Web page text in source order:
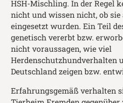
HSH-Mischling. In der Regel
nicht und wissen nicht, ob
eingesetzt wurden. Ein Teil
genetisch vererbt bzw.
nicht voraussagen, wie viel
Herdenschutzhundverhalten
Deutschland zeigen bzw.
Erfahrungsgemäß verhalten